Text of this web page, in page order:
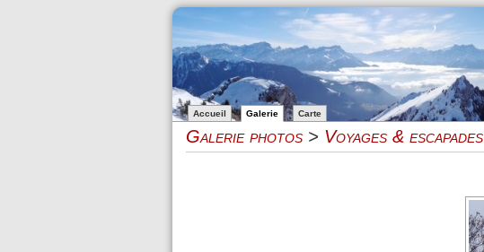
Accueil Galerie Carte
Galerie photos > Voyages & escapades